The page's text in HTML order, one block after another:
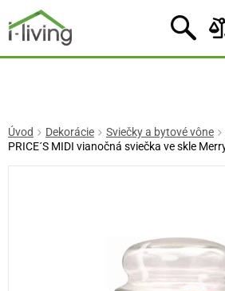
Úvod Dekorácie Sviečky a bytové vône
PRICE´S MIDI vianočná sviečka ve skle